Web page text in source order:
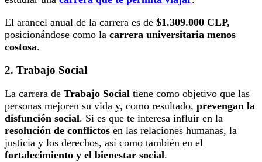
El arancel anual de la carrera es de $1.309.000 CLP,
posicionándose como la carrera universitaria menos
costosa.
2. Trabajo Social
La carrera de Trabajo Social tiene como objetivo que las
personas mejoren su vida y, como resultado, prevengan la
disfunción social. Si es que te interesa influir en la
resolución de conflictos en las relaciones humanas, la
justicia y los derechos, así como también en el
fortalecimiento y el bienestar social.